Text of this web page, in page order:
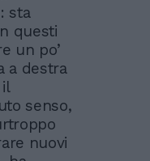
sta
questi
un po’
a destra
senso,
nuovi